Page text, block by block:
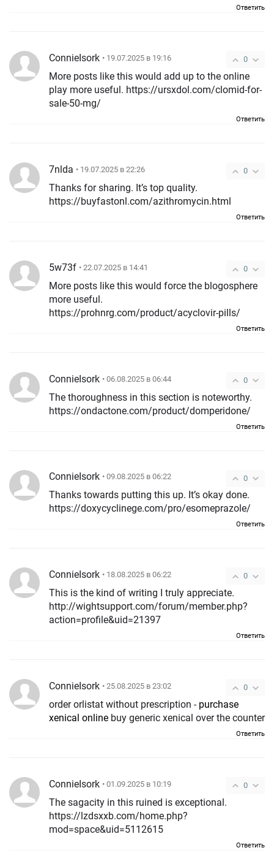
Ответить
0
ConnieIsork • 19.07.2025 в 19:16
More posts like this would add up to the online
play more useful. https://ursxdol.com/clomid-for-
sale-50-mg/
Ответить
0
7nlda • 19.07.2025 в 22:26
Thanks for sharing. It’s top quality.
https://buyfastonl.com/azithromycin.html
Ответить
0
5w73f • 22.07.2025 в 14:41
More posts like this would force the blogosphere
more useful.
https://prohnrg.com/product/acyclovir-pills/
Ответить
0
ConnieIsork • 06.08.2025 в 06:44
The thoroughness in this section is noteworthy.
https://ondactone.com/product/domperidone/
Ответить
0
ConnieIsork • 09.08.2025 в 06:22
Thanks towards putting this up. It’s okay done.
https://doxycyclinege.com/pro/esomeprazole/
Ответить
0
ConnieIsork • 18.08.2025 в 06:22
This is the kind of writing I truly appreciate.
http://wightsupport.com/forum/member.php?
action=profile&uid=21397
Ответить
0
ConnieIsork • 25.08.2025 в 23:02
order orlistat without prescription - purchase
xenical online buy generic xenical over the counter
Ответить
0
ConnieIsork • 01.09.2025 в 10:19
The sagacity in this ruined is exceptional.
https://lzdsxxb.com/home.php?
mod=space&uid=5112615
Ответить